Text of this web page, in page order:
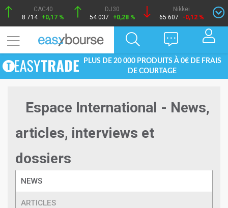
CAC40
8 714 +0,17 %
DJ30
54 037
+0,28 %
Nikkei
65 607
-0,12 %
PLUS DE 20 000 PRODUITS À 0€ DE FRAIS
DE COURTAGE
Espace International - News,
articles, interviews et
dossiers
NEWS
ARTICLES